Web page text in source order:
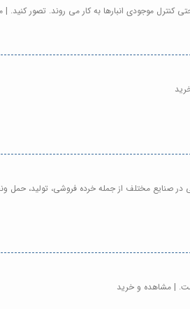
کنترل موجودی انبارها به کار می روند. تصور کنید.
در صنایع مختلف از جمله خرده فروشی، تولید،
| مشاهده و خرید